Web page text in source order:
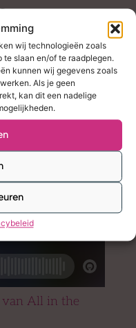
wij technologieën zoals
te slaan en/of te raadplegen.
kunnen wij gegevens zoals
Als je geen
kan dit een nadelige
van All in the